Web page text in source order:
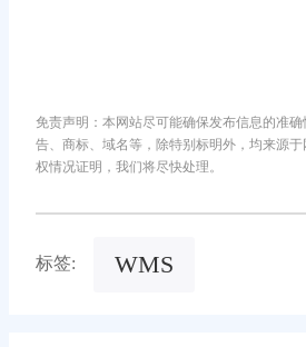
免责声明：本网站尽可能确保发布信息的准
告、商标、域名等，除特别标明外，均来源
权情况证明，我们将尽快处理。
标签: WMS